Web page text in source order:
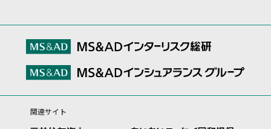
関連サイト